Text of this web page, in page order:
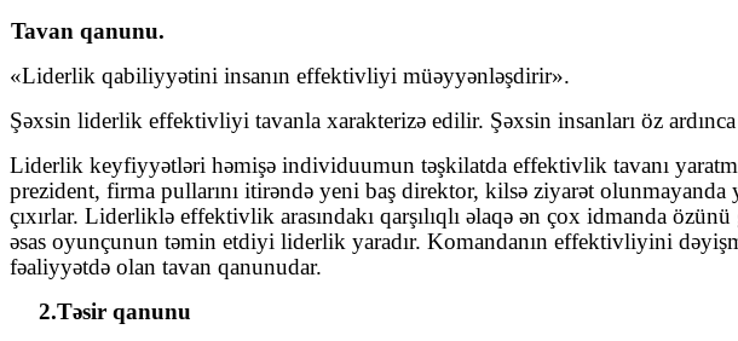
Tavan qanunu.
«Liderlik qabiliyyətini insanın effektivliyi müəyyənləşdirir».
Şəxsin liderlik effektivliyi tavanla xarakterizə edilir. Şəxsin insanları öz
Liderlik keyfiyyətləri həmişə individuumun təşkilatda effektivlik tavanı
prezident, firma pullarını itirəndə yeni baş direktor, kilsə ziyarət olunmayanda
çıxırlar. Liderliklə effektivlik arasındakı qarşılıqlı əlaqə ən çox idmanda
əsas oyunçunun təmin etdiyi liderlik yaradır. Komandanın effektivliyini
fəaliyyətdə olan tavan qanunudar.
2.Təsir qanunu